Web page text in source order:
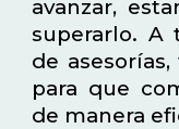
avanzar,
superarlo. A
de
para que
de manera